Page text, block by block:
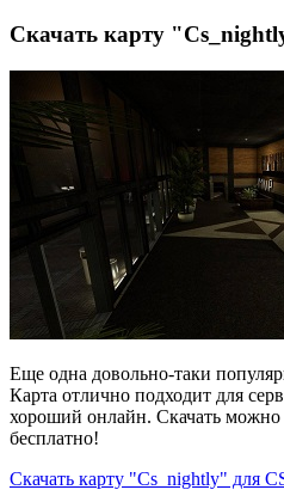
Скачать карту
Еще одна довольно-таки
Карта отлично подходит для
хороший онлайн. Скачать можно
бесплатно!
Скачать карту "Cs_nightly" для